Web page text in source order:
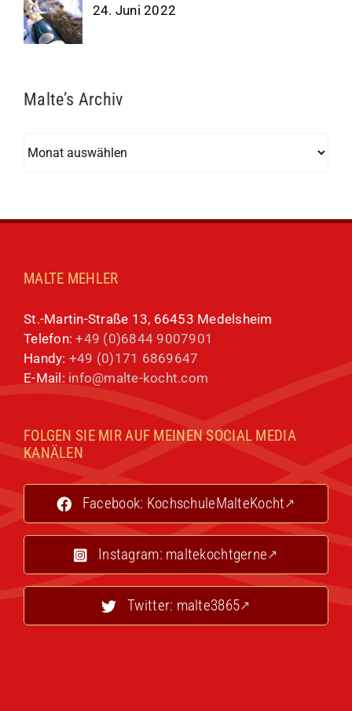
24. Juni 2022
Malte’s Archiv
Archiv
MALTE MEHLER
St.-Martin-Straße 13, 66453 Medelsheim
Telefon:+49 (0)6844 9007901
Handy: +49 (0)171 6869647
E-Mail: info@malte-kocht.com
FOLGEN SIE MIR AUF MEINEN SOCIAL MEDIA
KANÄLEN
Facebook: KochschuleMalteKocht
Instagram: maltekochtgerne
Twitter: malte3865